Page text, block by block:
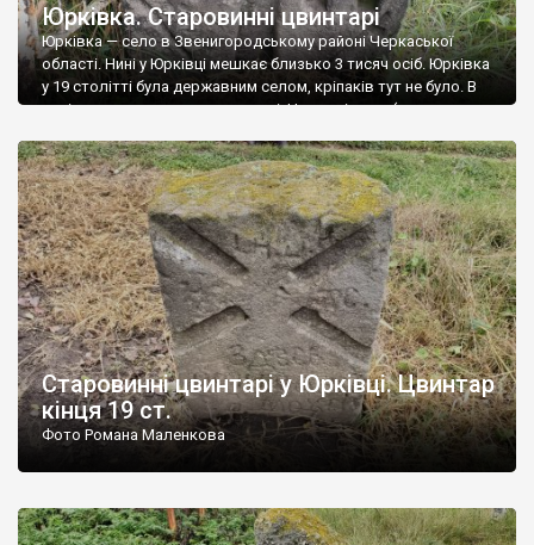
Юрківка. Старовинні цвинтарі
Юрківка — село в Звенигородському районі Черкаської
області. Нині у Юрківці мешкає близько 3 тисяч осіб. Юрківка
у 19 столітті була державним селом, кріпаків тут не було. В
селі є два старовинних цвинтарі. На старішому (координати
могил. Його датуть 18 – першою половиною 19 століття.
Новіший із старих […]
Старовинні цвинтарі у Юрківці. Цвинтар
кінця 19 ст.
Фото Романа Маленкова